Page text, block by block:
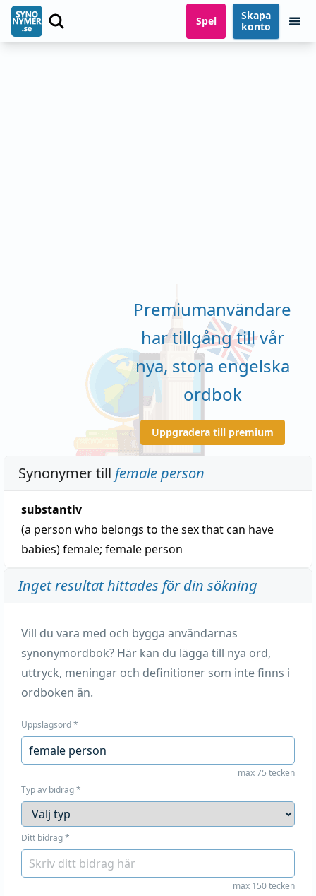
Spel
Skapa
konto
Premiumanvändare
har tillgång till vår
nya, stora engelska
ordbok
Uppgradera till premium
Synonymer till female person
substantiv
(a person who belongs to the sex that can have
babies)female; female person
Inget resultat hittades för din sökning
Vill du vara med och bygga användarnas
synonymordbok? Här kan du lägga till nya ord,
uttryck, meningar och definitioner som inte finns i
ordboken än.
Uppslagsord*
max 75 tecken
Typ av bidrag*
Ditt bidrag*
max 150 tecken